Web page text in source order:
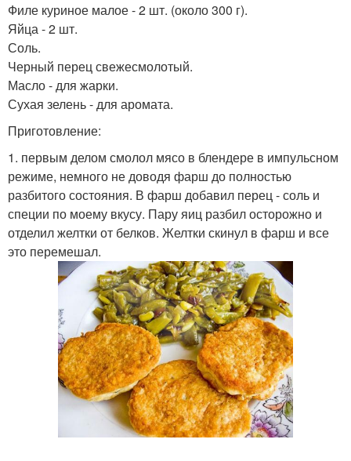
Филе куриное малое - 2 шт. (около 300 г).
Яйца - 2 шт.
Соль.
Черный перец свежесмолотый.
Масло - для жарки.
Сухая зелень - для аромата.
Приготовление:
1. первым делом смолол мясо в блендере в импульсном
режиме, немного не доводя фарш до полностью
разбитого состояния. В фарш добавил перец - соль и
специи по моему вкусу. Пару яиц разбил осторожно и
отделил желтки от белков. Желтки скинул в фарш и все
это перемешал.